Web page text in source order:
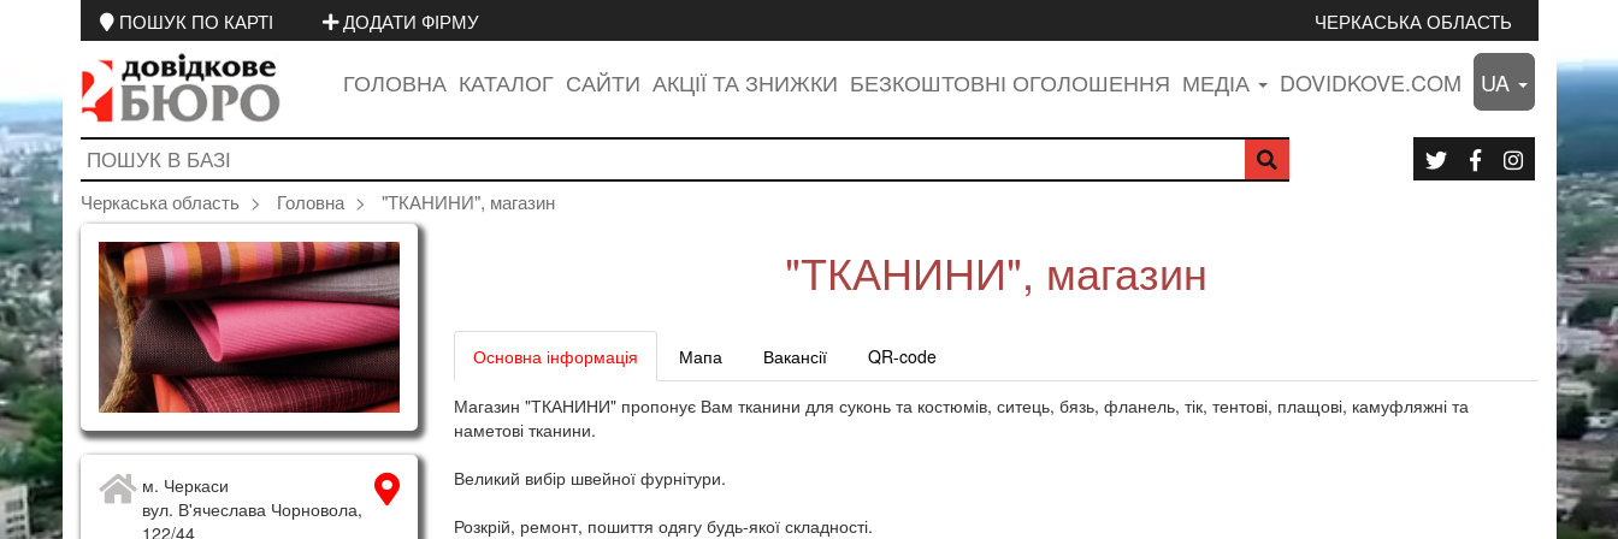
ПОШУК ПО КАРТІ ДОДАТИ ФІРМУ ЧЕРКАСЬКА ОБЛАСТЬ
ГОЛОВНА КАТАЛОГ САЙТИ АКЦІЇ ТА ЗНИЖКИ БЕЗКОШТОВНІ ОГОЛОШЕННЯ МЕДІА DOVIDKOVE.COM UA
Черкаська область Головна "ТКАНИНИ", магазин
м. Черкаси
вул. В'ячеслава Чорновола,
122/44
"ТКАНИНИ", магазин
Основна інформація Мапа Вакансії QR-code
Магазин "ТКАНИНИ" пропонує Вам тканини для суконь та костюмів, ситець, бязь, фланель, тік, тентові, плащові, камуфляжні та
наметові тканини.
Великий вибір швейної фурнітури.
Розкрій, ремонт, пошиття одягу будь-якої складності.